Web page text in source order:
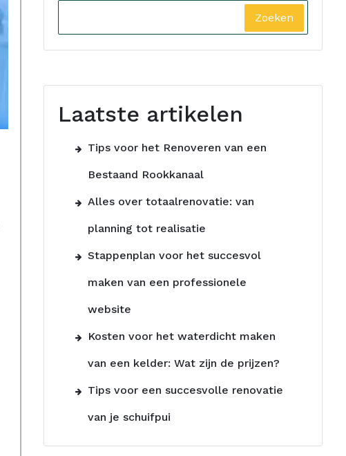
Zoeken
Laatste artikelen
Tips voor het Renoveren van een
Bestaand Rookkanaal
Alles over totaalrenovatie: van
planning tot realisatie
Stappenplan voor het succesvol
maken van een professionele
website
Kosten voor het waterdicht maken
van een kelder: Wat zijn de prijzen?
Tips voor een succesvolle renovatie
van je schuifpui